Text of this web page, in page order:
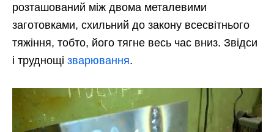
розташований між двома металевими
заготовками, схильний до закону всесвітнього
тяжіння, тобто, його тягне весь час вниз. Звідси
і труднощі зварювання.